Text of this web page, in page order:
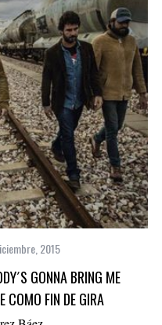
2015
GONNA BRING ME
COMO FIN DE GIRA